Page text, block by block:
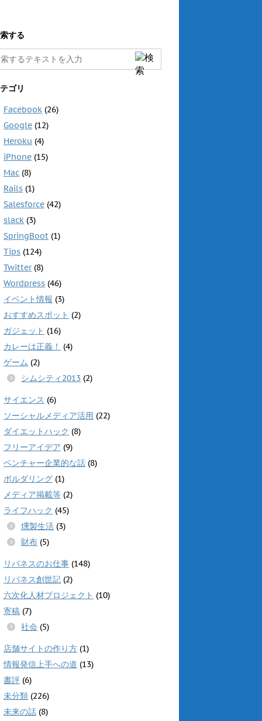
する
ゴリ
Facebook (26)
Google (12)
Heroku (4)
iPhone (15)
Mac (8)
Rails (1)
Salesforce (42)
slack (3)
SpringBoot (1)
Tips (124)
Twitter(8)
Wordpress (46)
イベント情報 (3)
おすすめスポット (2)
ガジェット (16)
カレーは正義！
(4)
ゲーム (2)
シムシティ2013 (2)
サイエンス (6)
ソーシャルメディア活用 (22)
ダイエットハック (8)
フリーアイデア (9)
ベンチャー企業的な話 (8)
ボルダリング (1)
メディア掲載等 (2)
ライフハック (45)
燻製生活 (3)
財布 (5)
リバネスのお仕事 (148)
リバネス創世記 (2)
六次化人材プロジェクト (10)
寄稿 (7)
社会 (5)
店舗サイトの作り方 (1)
情報発信上手への道 (13)
書評 (6)
未分類 (226)
未来の話 (8)